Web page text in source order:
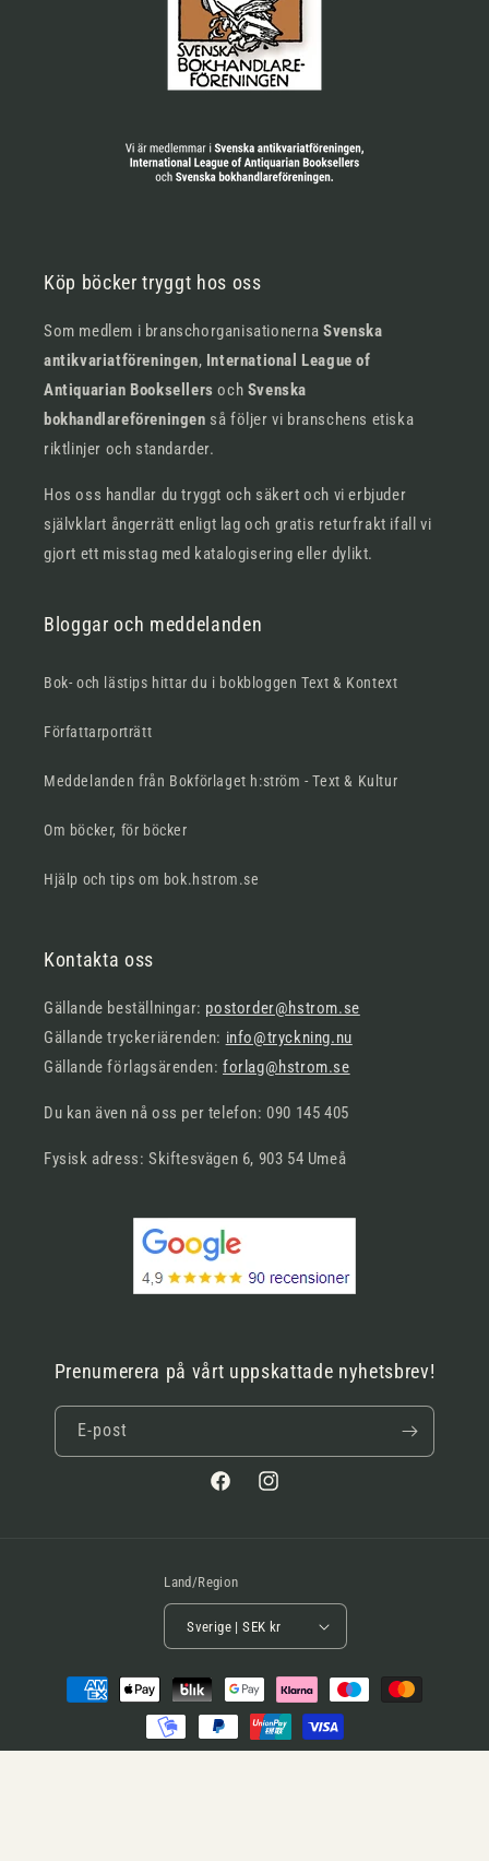
Köp böcker tryggt hos oss
Som medlem i branschorganisationernaSvenska
antikvariatföreningen, International League of
Antiquarian Booksellersoch Svenska
bokhandlareföreningen så följer vi branschens etiska
riktlinjer och standarder.
Hos oss handlar du tryggt och säkert och vi erbjuder
självklart ångerrätt enligt lag och gratis returfrakt ifall vi
gjort ett misstag med katalogisering eller dylikt.
Bloggar och meddelanden
Bok- och lästips hittar du i bokbloggen Text & Kontext
Författarporträtt
Meddelanden från Bokförlaget h:ström - Text & Kultur
Om böcker, för böcker
Hjälp och tips om bok.hstrom.se
Kontakta oss
Gällande beställningar: postorder@hstrom.se
Gällande tryckeriärenden: info@tryckning.nu
Gällande förlagsärenden:forlag@hstrom.se
Du kan även nå oss per telefon: 090 145 405
Fysisk adress: Skiftesvägen 6, 903 54 Umeå
Prenumerera på vårt uppskattade nyhetsbrev!
E-post
FacebookInstagram
Land/Region
Sverige | SEK kr
Betalningsmetoder